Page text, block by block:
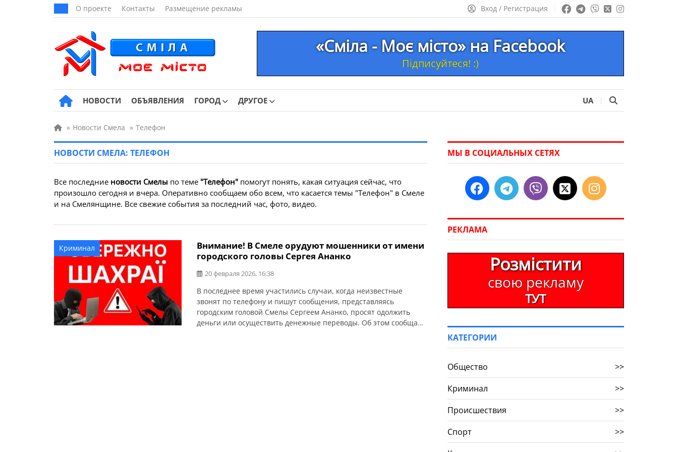
О проекте Контакты Размещение рекламы Вход / Регистрация
«Сміла - Моє місто» на Facebook
Підписуйтеся! :)
НОВОСТИ ОБЪЯВЛЕНИЯ ГОРОД ДРУГОЕ UA
» Новости Смела » Телефон
НОВОСТИ СМЕЛА: ТЕЛЕФОН
Все последние новости Смелы по теме "Телефон" помогут понять, какая ситуация сейчас, что
произошло сегодня и вчера. Оперативно сообщаем обо всем, что касается темы "Телефон" в Смеле
и на Смелянщине. Все свежие события за последний час, фото, видео.
Криминал
Внимание! В Смеле орудуют мошенники от имени
городского головы Сергея Ананко
20 февраля 2026, 16:38
В последнее время участились случаи, когда неизвестные
звонят по телефону и пишут сообщения, представляясь
городским головой Смелы Сергеем Ананко, просят одолжить
деньги или осуществить денежные переводы. Об этом сообщает
МЫ В СОЦИАЛЬНЫХ СЕТЯХ
РЕКЛАМА
Розмістити
свою рекламу
ТУТ
КАТЕГОРИИ
Общество
>>
Криминал
>>
Происшествия
>>
Спорт
>>